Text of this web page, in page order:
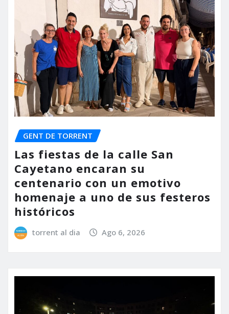
GENT DE TORRENT
Las fiestas de la calle San
Cayetano encaran su
centenario con un emotivo
homenaje a uno de sus festeros
históricos
torrent al dia Ago 6, 2026